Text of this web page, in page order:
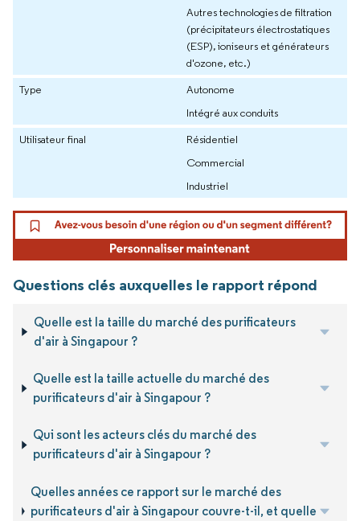
Autres technologies de filtration
(précipitateurs électrostatiques
(ESP), ioniseurs et générateurs
d'ozone, etc.)
Type
Autonome
Intégré aux conduits
Utilisateur final
Résidentiel
Commercial
Industriel
Questions clés auxquelles le rapport répond
Quelle est la taille du marché des purificateurs
d'air à Singapour ?
Quelle est la taille actuelle du marché des
purificateurs d'air à Singapour ?
Qui sont les acteurs clés du marché des
purificateurs d'air à Singapour ?
Quelles années ce rapport sur le marché des
purificateurs d'air à Singapour couvre-t-il, et quelle